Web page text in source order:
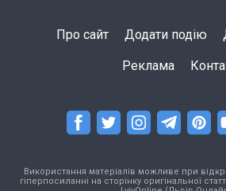
Про сайт Додати подію
Реклама
Використання матеріалів можливе при
гіперпосиланні на сторінку оригінальної